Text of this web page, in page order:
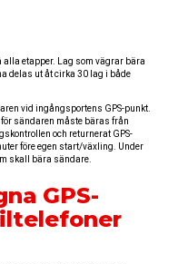
etapper. Lag som vägrar bära
delas ut åt cirka 30 lag i både
vid ingångsportens GPS-punkt.
sändaren måste bäras från
och returnerat GPS-
före egen start/växling. Under
skall bära sändare.
GPS-